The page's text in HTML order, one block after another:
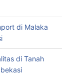
di Malaka
di Tanah